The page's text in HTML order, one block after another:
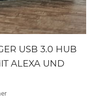
USB 3.0 HUB
ALEXA UND